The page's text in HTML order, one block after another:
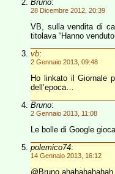
Bruno:
28 Dicembre 2012, 20:39
VB, sulla vendita di
titolava “Hanno
vb:
2 Gennaio 2013, 09:48
Ho linkato il Giornale
dell’epoca…
Bruno:
2 Gennaio 2013, 11:08
Le bolle di Google
polemico74:
14 Gennaio 2013, 16:12
@Bruno ahahahahahah